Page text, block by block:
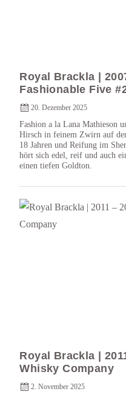
Royal Brackla |
Fashionable Five
20. Dezember 2025
Fashion a la Lana Mathieson
Hirsch in feinem Zwirn auf
18 Jahren und Reifung im
hört sich edel, reif und auch
einen tiefen Goldton.
Royal Brackla |
Whisky Company
2. November 2025